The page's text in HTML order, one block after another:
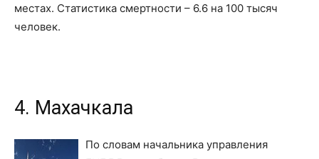
местах. Статистика смертности – 6.6 на 100 тысяч
человек.
4. Махачкала
По словам начальника управления